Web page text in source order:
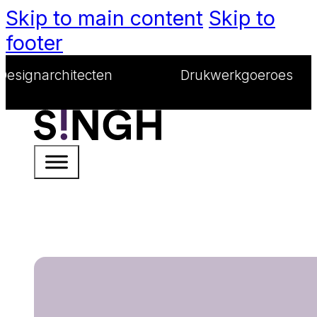
Skip to main content Skip to
footer
Drukwerkgoeroes